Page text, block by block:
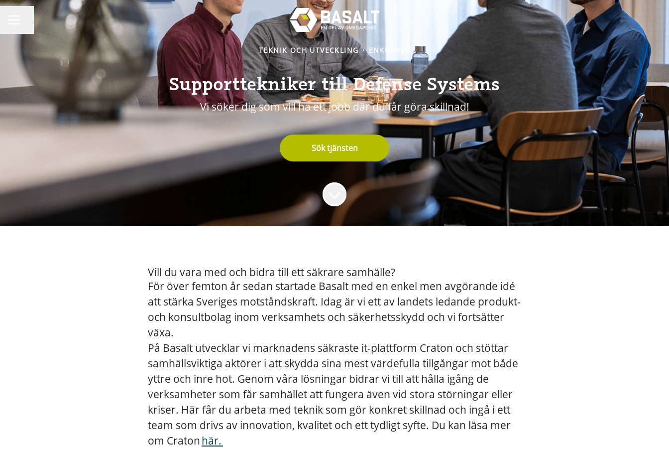
KARRIÄRMENY
Dela sidan
TEKNIK OCH UTVECKLING · ENKÖPING
Supporttekniker till Defense Systems
Vi söker dig som vill ha ett jobb där du får göra skillnad!
Sök tjänsten
Vill du vara med och bidra till ett säkrare samhälle?
För över femton år sedan startade Basalt med en enkel men avgörande idé
att stärka Sveriges motståndskraft. Idag är vi ett av landets ledande produkt-
och konsultbolag inom verksamhets och säkerhetsskydd och vi fortsätter
växa.
På Basalt utvecklar vi marknadens säkraste it-plattform Craton och stöttar
samhällsviktiga aktörer i att skydda sina mest värdefulla tillgångar mot både
yttre och inre hot. Genom våra lösningar bidrar vi till att hålla igång de
verksamheter som får samhället att fungera även vid stora störningar eller
kriser. Här får du arbeta med teknik som gör konkret skillnad och ingå i ett
team som drivs av innovation, kvalitet och ett tydligt syfte. Du kan läsa mer
om Cratonhär.